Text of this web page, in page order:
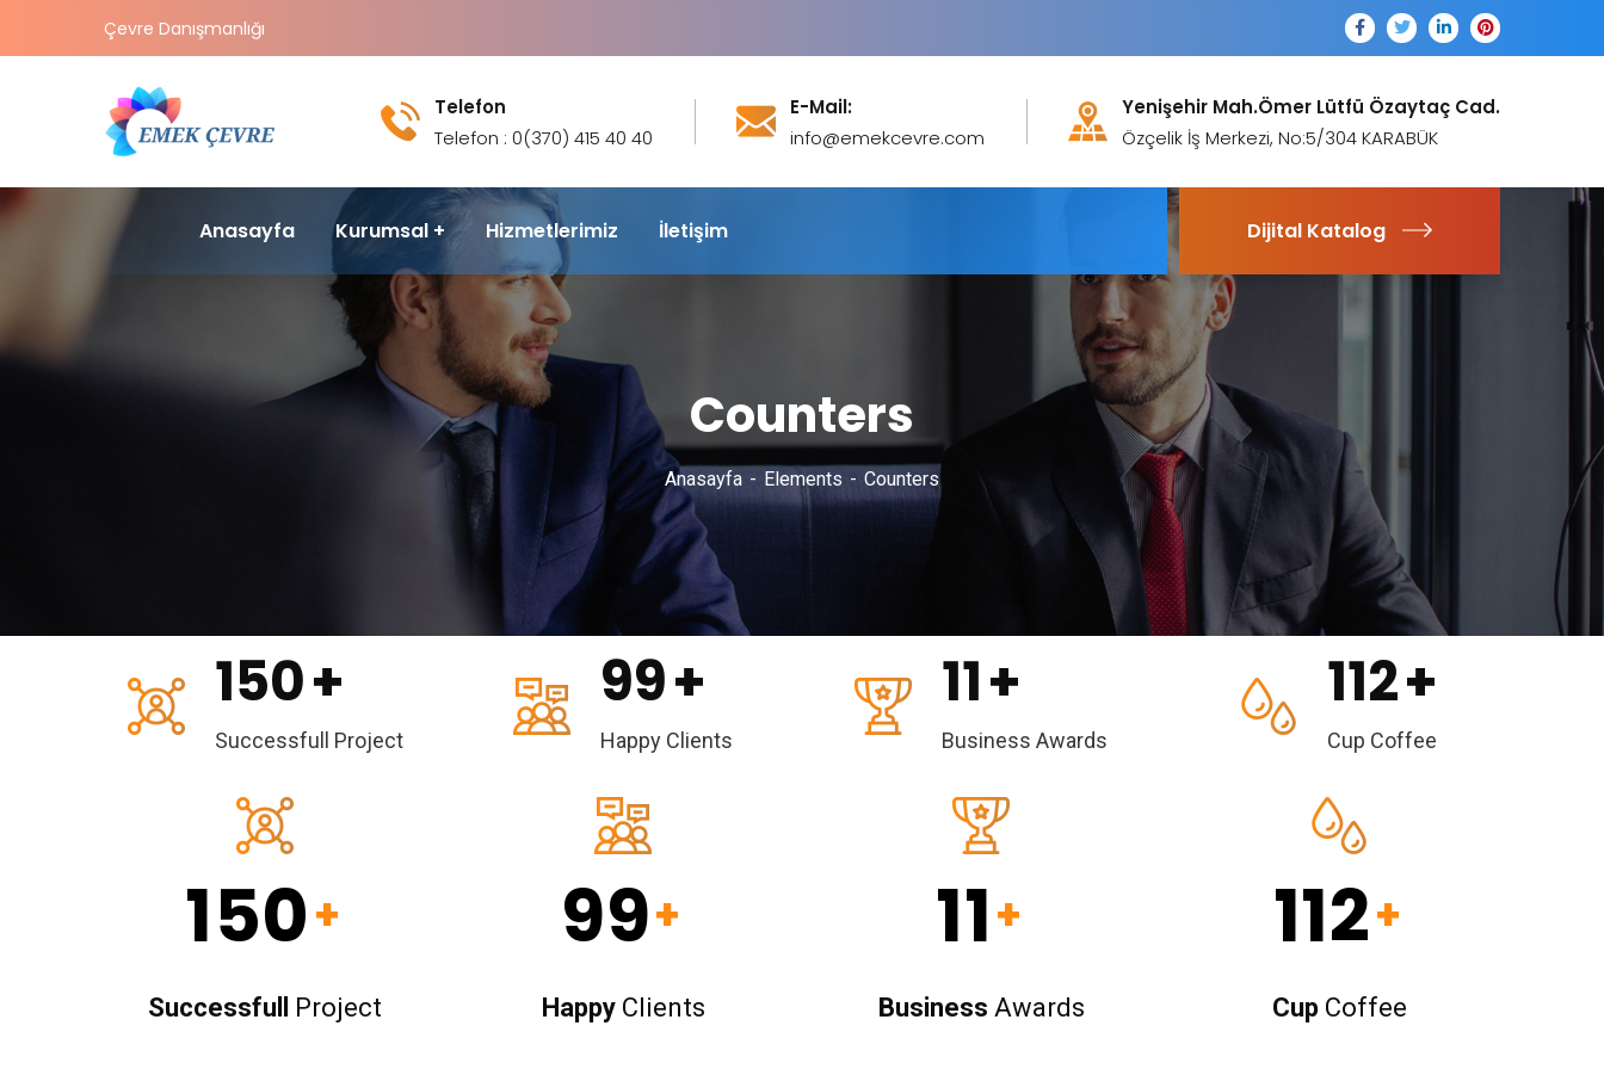
Çevre Danışmanlığı
Telefon
Telefon : 0(370) 415 40 40
E-Mail:
info@emekcevre.com
Yenişehir Mah.Ömer Lütfü Özaytaç Cad.
Özçelik İş Merkezi, No:5/304 KARABÜK
Anasayfa Kurumsal Hizmetlerimiz İletişim Dijital Katalog
Counters
Anasayfa Elements Counters
150+
Successfull Project
99+
Happy Clients
11+
Business Awards
112+
Cup Coffee
150+
Successfull Project
99+
Happy Clients
11+
Business Awards
112+
Cup Coffee